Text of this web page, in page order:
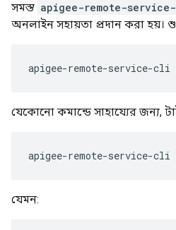
সমস্ত apigee-remote-
অনলাইন সহায়তা প্রদান করা হয়।
apigee-remote-service-cli
যেকোনো কমান্ডে সাহায্যের জন্য,
যেমন: